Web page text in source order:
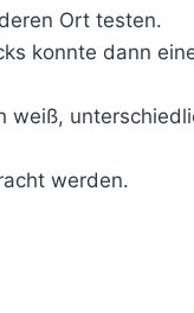
Ort testen.
konnte dann
werden.